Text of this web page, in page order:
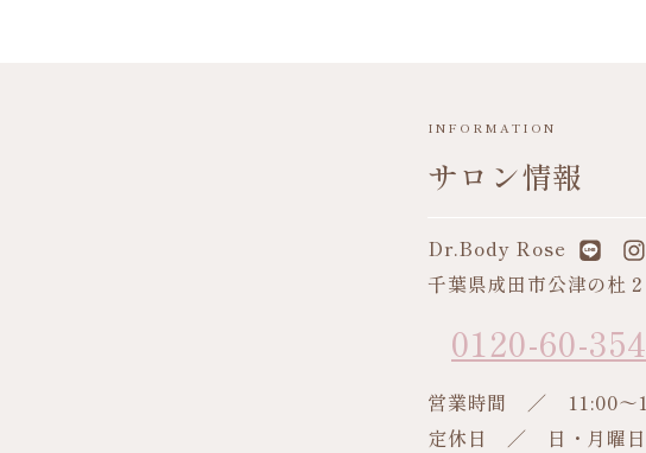
INFORMATION
サロン情報
Dr.Body Rose
千葉県成田市公津の杜
0120-60-
営業時間 ／ 11:00～
定休日 ／ 日・月曜日